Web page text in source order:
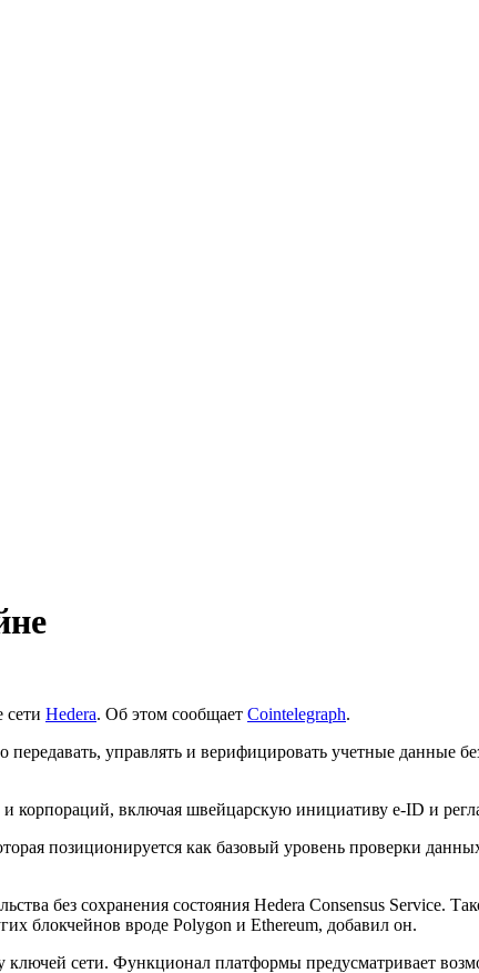
сети Hedera. Об этом сообщает Cointelegraph.
управлять и верифицировать учетные данные
и корпораций, включая швейцарскую инициативу e-ID и
позиционируется как базовый уровень проверки
без сохранения состояния Hedera Consensus Service.
блокчейнов вроде Polygon и Ethereum, добавил он.
ключей сети. Функционал платформы предусматривает